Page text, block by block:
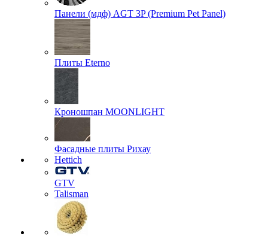
Панели (мдф) AGT 3P (Premium Pet Panel)
Плиты Eterno
Кроношпан MOONLIGHT
Фасадные плиты Рихау
Hettich
GTV
Talisman